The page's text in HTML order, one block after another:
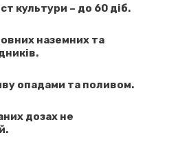
культури – до 60 діб.
наземних та
опадами та поливом.
дозах не